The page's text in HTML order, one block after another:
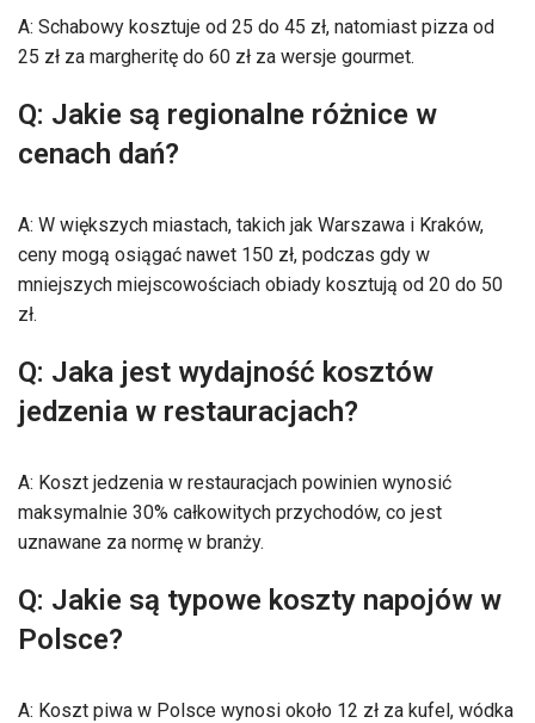
A: Schabowy kosztuje od 25 do 45 zł, natomiast pizza od
25 zł za margheritę do 60 zł za wersje gourmet.
Q: Jakie są regionalne różnice w
cenach dań?
A: W większych miastach, takich jak Warszawa i Kraków,
ceny mogą osiągać nawet 150 zł, podczas gdy w
mniejszych miejscowościach obiady kosztują od 20 do 50
zł.
Q: Jaka jest wydajność kosztów
jedzenia w restauracjach?
A: Koszt jedzenia w restauracjach powinien wynosić
maksymalnie 30% całkowitych przychodów, co jest
uznawane za normę w branży.
Q: Jakie są typowe koszty napojów w
Polsce?
A: Koszt piwa w Polsce wynosi około 12 zł za kufel, wódka